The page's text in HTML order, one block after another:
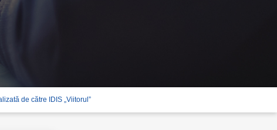
de către IDIS „Viitorul”